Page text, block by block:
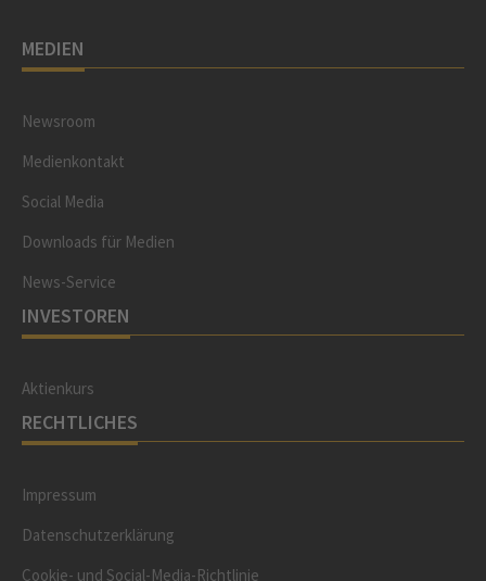
MEDIEN
Newsroom
Medienkontakt
Social Media
Downloads für Medien
News-Service
INVESTOREN
Aktienkurs
RECHTLICHES
Impressum
Datenschutzerklärung
Cookie- und Social-Media-Richtlinie